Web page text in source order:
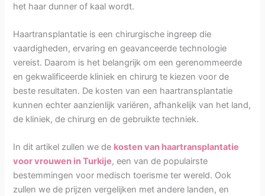
het haar dunner of kaal wordt.
Haartransplantatie is een chirurgische ingreep die
vaardigheden, ervaring en geavanceerde technologie
vereist. Daarom is het belangrijk om een gerenommeerde
en gekwalificeerde kliniek en chirurg te kiezen voor de
beste resultaten. De kosten van een haartransplantatie
kunnen echter aanzienlijk variëren, afhankelijk van het land,
de kliniek, de chirurg en de gebruikte techniek.
In dit artikel zullen we de kosten van haartransplantatie
voor vrouwen in Turkije, een van de populairste
bestemmingen voor medisch toerisme ter wereld. Ook
zullen we de prijzen vergelijken met andere landen, en